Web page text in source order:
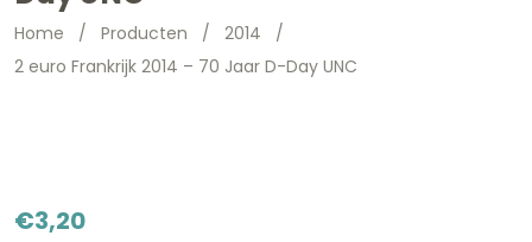
Home / Producten / 2014 /
2 euro Frankrijk 2014 – 70 Jaar D-Day UNC
€3,20